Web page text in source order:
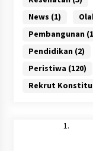
News (1)
Pembangunan
Pendidikan (2)
Peristiwa (120)
Rekrut